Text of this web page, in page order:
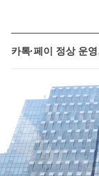
카톡·페이 정상 운